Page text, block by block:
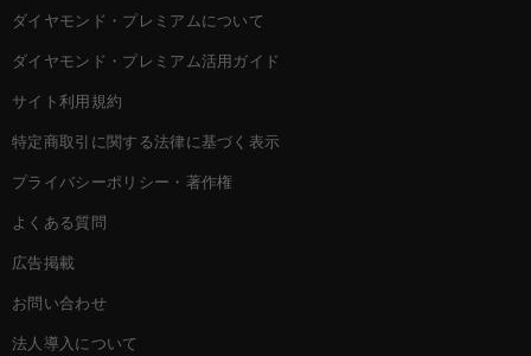
ダイヤモンド・プレミアムについて
ダイヤモンド・プレミアム活用ガイド
サイト利用規約
特定商取引に関する法律に基づく表示
プライバシーポリシー・著作権
よくある質問
広告掲載
お問い合わせ
法人導入について